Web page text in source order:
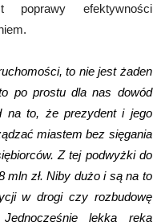
poprawy efektywności
to nie jest żaden
po prostu dla nas dowód
na to, że prezydent i jego
miastem bez sięgania
Z tej podwyżki do
mln zł. Niby dużo i są na to
w drogi czy rozbudowę
lekką ręką